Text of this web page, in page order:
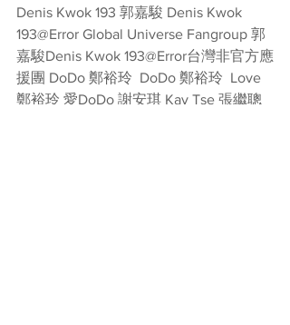
Denis Kwok 193 郭嘉駿 Denis Kwok
193@Error Global Universe Fangroup 郭
嘉駿Denis Kwok 193@Error台灣非官方應
援團 DoDo 鄭裕玲  DoDo 鄭裕玲  Love
鄭裕玲 愛DoDo 謝安琪 Kay Tse 張繼聰